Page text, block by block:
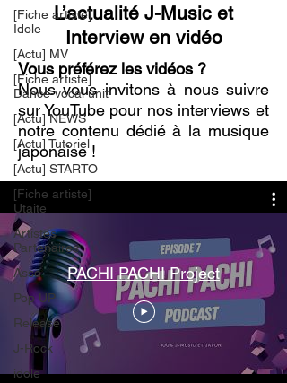
[Fiche artiste]
Idole
[Actu] MV
[Fiche artiste]
Dance-vocal unit
[Actu] NEWS
[Actu] Tutoriel
[Actu] STARTO
[Fiche artiste]
Utaite
Artistes
Partenaires
Asso
Pop UP
Release
J-Rock
idole
L’actualité J-Music et
Interview en vidéo
Vous préférez les vidéos ?
Nous vous invitons à nous suivre
sur YouTube pour nos interviews et
notre contenu dédié à la musique
japonaise !
PACHI PACHI Project